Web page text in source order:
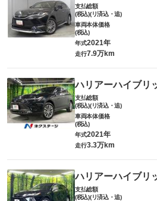
支払総額
(税込)(リ済込・追)
車両本体価格
(税込)
年式2021年
走行7.9万km
ハリアーハイブリ
支払総額
(税込)(リ済込・追)
車両本体価格
(税込)
年式2021年
走行3.3万km
ハリアーハイブリ
支払総額
(税込)(リ済込・追)